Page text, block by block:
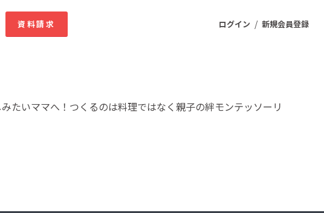
ログイン / 新規会員登録
資料請求
着のコミュニティ
食店
たいママへ！つくるのは料理ではなく親子の絆モンテッソーリ